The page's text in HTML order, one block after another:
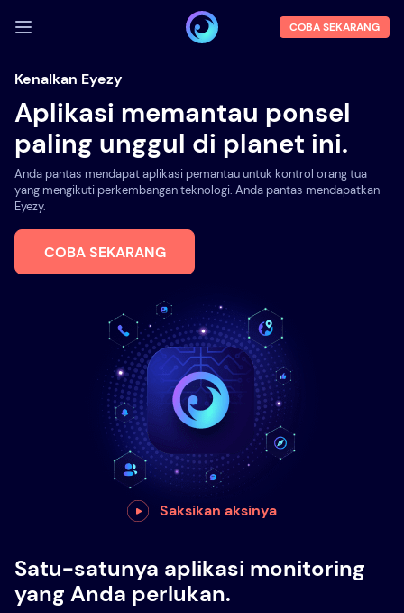
MASUK
Demo
Fitur
Tentang kami
COBA SEKARANG
Kenalkan Eyezy
Aplikasi memantau ponsel
paling unggul di planet ini.
Anda pantas mendapat aplikasi pemantau untuk kontrol orang tua
yang mengikuti perkembangan teknologi. Anda pantas mendapatkan
Eyezy.
COBA SEKARANG
Saksikan aksinya
Satu-satunya aplikasi monitoring
yang Anda perlukan.